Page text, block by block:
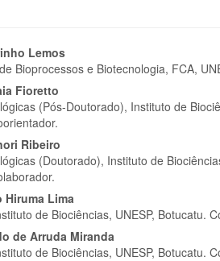
Lemos
Bioprocessos e Biotecnologia, FCA,
Fioretto
(Pós-Doutorado), Instituto de
Ribeiro
(Doutorado), Instituto de
Hiruma Lima
de Biociências, UNESP, Botucatu.
de Arruda Miranda
de Biociências, UNESP, Botucatu.